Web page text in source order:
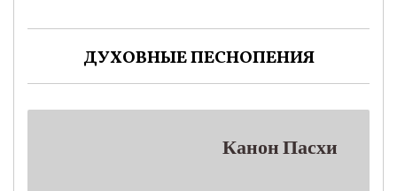
ДУХОВНЫЕ ПЕСНОПЕНИЯ
Канон Пасхи